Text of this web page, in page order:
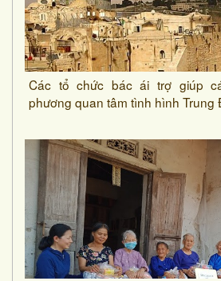
Các tổ chức bác ái trợ giúp
phương quan tâm tình hình Trung